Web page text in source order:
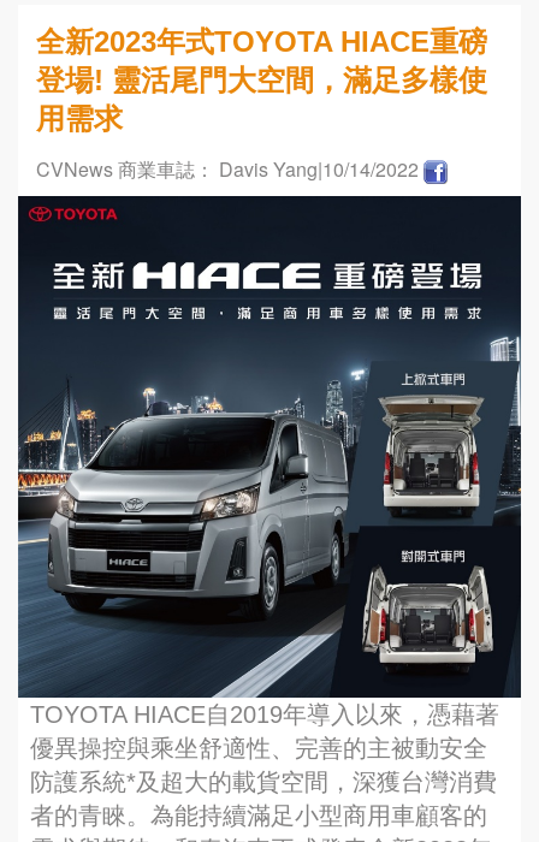
全新2023年式TOYOTA HIACE重磅
登場! 靈活尾門大空間，滿足多樣使
用需求
CVNews 商業車誌： Davis Yang|10/14/2022
TOYOTA HIACE自2019年導入以來，憑藉著
優異操控與乘坐舒適性、完善的主被動安全
防護系統*及超大的載貨空間，深獲台灣消費
者的青睞。為能持續滿足小型商用車顧客的